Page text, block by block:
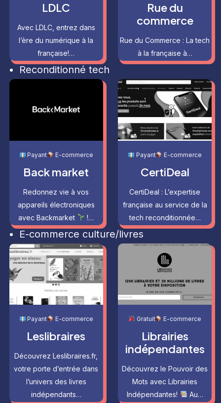
LDLC
Avec LDLC, entrez dans
l’ère du numérique à la
française!…
Rue du
commerce
Rue du Commerce : La tech
à la française à…
Reconditionné tech
Payant E-commerce
Back market
Redonnez vie à vos
appareils électroniques
avec Backmarket
!…
Payant E-commerce
CertiDeal
CertiDeal : L’expertise
française au service de la
tech reconditionnée…
E-commerce culture/livres
Payant E-commerce
Leslibraires
Découvrez Leslibraires.fr,
votre porte d’entrée dans
l’univers des livres
indépendants…
Gratuit E-commerce
Librairies
indépendantes
Découvrez le Pouvoir des
Mots avec Librairies
Indépendantes!
Au…